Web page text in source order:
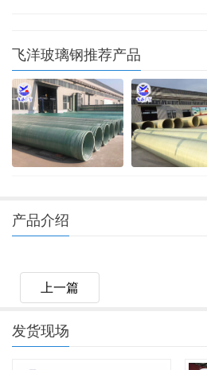
飞洋玻璃钢推荐产品
产品介绍
上一篇
发货现场